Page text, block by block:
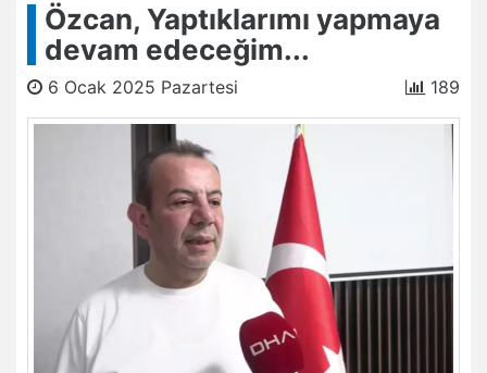
Özcan, Yaptıklarımı yapmaya
devam edeceğim...
6 Ocak 2025 Pazartesi 189